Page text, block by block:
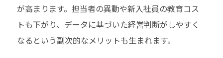
が高まります。担当者の異動や新入社員の教育コス
トも下がり、データに基づいた経営判断がしやすく
なるという副次的なメリットも生まれます。